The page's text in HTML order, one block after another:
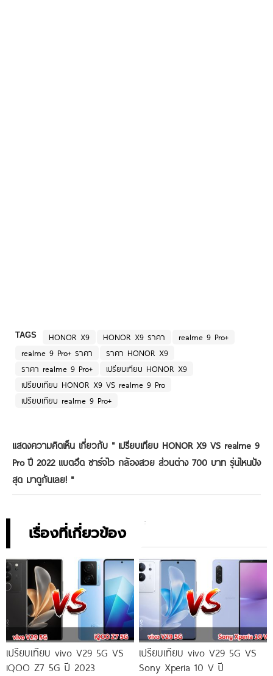
TAGS HONOR X9 HONOR X9 ราคา
realme 9 Pro+
realme 9 Pro+ ราคา
ราคา HONOR X9
ราคา realme 9 Pro+
เปรียบเทียบ HONOR X9
เปรียบเทียบ HONOR X9 VS realme 9 Pro
เปรียบเทียบ realme 9 Pro+
แสดงความคิดเห็น เกี่ยวกับ " เปรียบเทียบ HONOR X9 VS realme 9
Pro ปี 2022 แบตอึด ชาร์จไว กล้องสวย ส่วนต่าง 700 บาท รุ่นไหนปัง
สุด มาดูกันเลย! "
เรื่องที่เกี่ยวข้อง
เปรียบเทียบ vivo V29 5G VS
iQOO Z7 5G ปี 2023
เปรียบเทียบ vivo V29 5G VS
Sony Xperia 10 V ปี